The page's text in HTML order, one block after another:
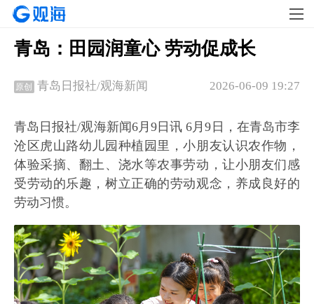
青岛：田园润童心 劳动促成长
原创 2026-06-09 19:27
青岛日报社/观海新闻
青岛日报社/观海新闻6月9日讯 6月9日，在青岛市李
沧区虎山路幼儿园种植园里，小朋友认识农作物，
体验采摘、翻土、浇水等农事劳动，让小朋友们感
受劳动的乐趣，树立正确的劳动观念，养成良好的
劳动习惯。